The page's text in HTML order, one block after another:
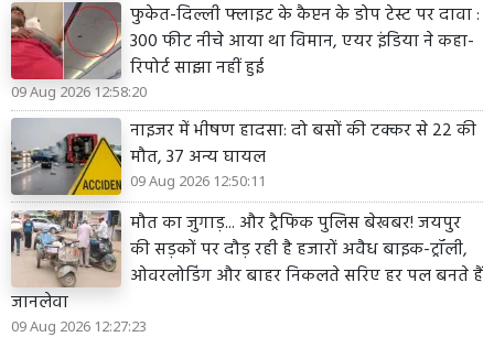
फुकेत-दिल्ली फ्लाइट के कैप्टन के डोप टेस्ट पर दावा :
300 फीट नीचे आया था विमान, एयर इंडिया ने कहा-
रिपोर्ट साझा नहीं हुई
09 Aug 2026 12:58:20
नाइजर में भीषण हादसा: दो बसों की टक्कर से 22 की
मौत, 37 अन्य घायल
09 Aug 2026 12:50:11
मौत का जुगाड़... और ट्रैफिक पुलिस बेखबर! जयपुर
की सड़कों पर दौड़ रही है हजारों अवैध बाइक-ट्रॉली,
ओवरलोडिंग और बाहर निकलते सरिए हर पल बनते हैं
जानलेवा
09 Aug 2026 12:27:23